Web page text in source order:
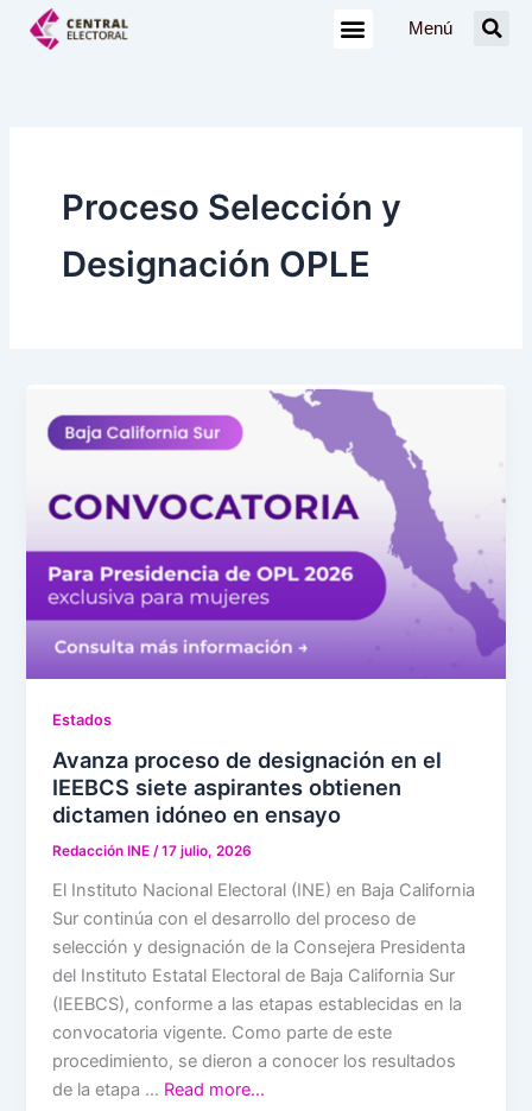
Menú
Proceso Selección y
Designación OPLE
Estados
Avanza proceso de designación en el
IEEBCS siete aspirantes obtienen
dictamen idóneo en ensayo
Redacción INE/17 julio, 2026
El Instituto Nacional Electoral (INE) en Baja California
Sur continúa con el desarrollo del proceso de
selección y designación de la Consejera Presidenta
del Instituto Estatal Electoral de Baja California Sur
(IEEBCS), conforme a las etapas establecidas en la
convocatoria vigente. Como parte de este
procedimiento, se dieron a conocer los resultados
de la etapa … Read more…